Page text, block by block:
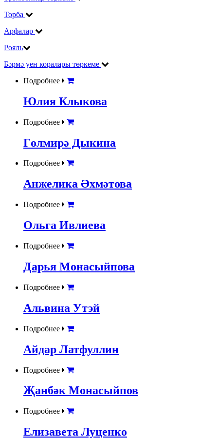
Торба
Арфалар
Рояль
Бәрмә уен коралары төркеме
Подробнее
Юлия Клыкова
Подробнее
Гөлмирә Дыкина
Подробнее
Анжелика Әхмәтова
Подробнее
Ольга Ивлиева
Подробнее
Дарья Монасыйпова
Подробнее
Альвина Утэй
Подробнее
Айдар Латфуллин
Подробнее
Җанбәк Монасыйпов
Подробнее
Елизавета Луценко